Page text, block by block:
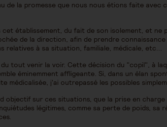
de la promesse que nous nous étions faite avec
établissement, du fait de son isolement, et ne
de la direction, afin de prendre
relatives à sa situation, familiale, médicale, etc...
tout venir la voir. Cette décision du "copil", à
éminemment affligeante. Si, dans un élan
médicalisée, j'ai outrepassé les possibles
sur ces situations, que la prise en charge
légitimes, comme sa perte de poids,